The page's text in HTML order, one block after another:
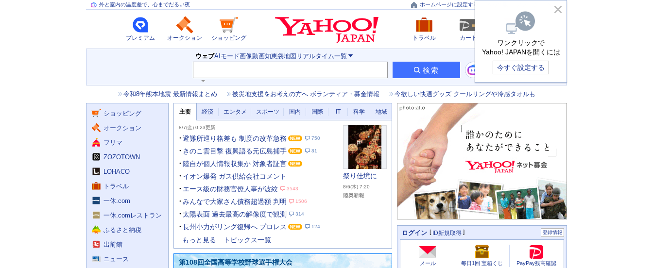
ワンクリックで
Yahoo! JAPANを開くには
今すぐ設定する
外と室内の温度差で、心までだるい夜 ホームページに設定する
トラベル カード
プレミアム オークション ショッピング
検
索
ウェブAIモード画像動画知恵袋地図 リアルタイム一覧
検索
ワ
ー
力
補
助
を
開
く
せ
令和8年熊本地震 最新情報まとめ 被災地支援をお考えの方へ ボランティア・募金情報 今欲しい快適グッズ クールリングや冷感タオルも
ビ
ショッピング
オークション
フリマ
ZOZOTOWN
LOHACO
トラベル
一休.com
一休.comレストラン
ふるさと納税
出前館
ニュース
ュ
ス
主要 経済 エンタメ スポーツ 国内 国際 IT 科学 地域
要
ニ
ー
8/7(金) 0:23更新
避難所巡り格差も 制度の改革急務 750
きのこ雲目撃 復興語る元広島捕手 81
陸自が個人情報収集か 対象者証言
イオン爆発 ガス供給会社コメント
エース級の財務官僚人事が波紋
3543
みんなで大家さん債務超過額 判明 1506
太陽表面 過去最高の解像度で観測 314
長州小力がリング復帰へ プロレス 124
祭り佳境に
8/6(木) 7:20
陸奥新報
もっと見る トピックス一覧
第108回全国高等学校野球選手権大会
個
人
ログイン ID新規取得 登録情報
あ
た
の
ス
メール 毎日1回 宝箱くじ PayPay残高確認